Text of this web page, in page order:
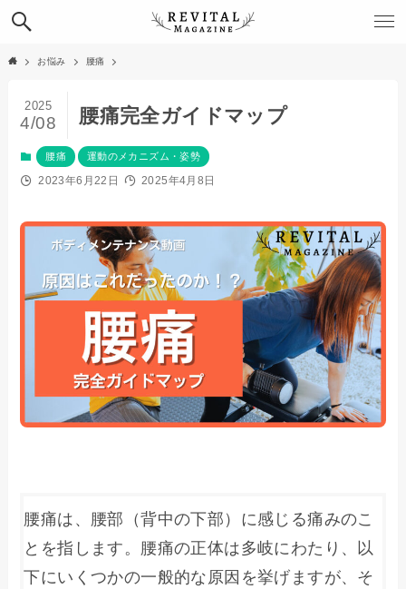
お悩み 腰痛
腰痛完全ガイドマップ
2025
4/08
腰痛 運動のメカニズム・姿勢
2023年6月22日 2025年4月8日
腰痛は、腰部（背中の下部）に感じる痛みのこ
とを指します。腰痛の正体は多岐にわたり、以
下にいくつかの一般的な原因を挙げますが、そ